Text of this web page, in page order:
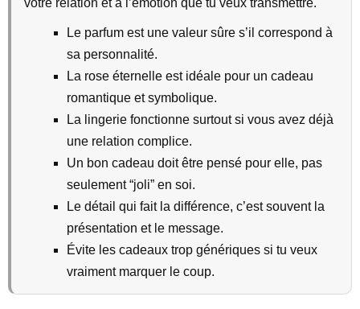
votre relation et à l’émotion que tu veux transmettre.
Le parfum est une valeur sûre s’il correspond à
sa personnalité.
La rose éternelle est idéale pour un cadeau
romantique et symbolique.
La lingerie fonctionne surtout si vous avez déjà
une relation complice.
Un bon cadeau doit être pensé pour elle, pas
seulement “joli” en soi.
Le détail qui fait la différence, c’est souvent la
présentation et le message.
Évite les cadeaux trop génériques si tu veux
vraiment marquer le coup.